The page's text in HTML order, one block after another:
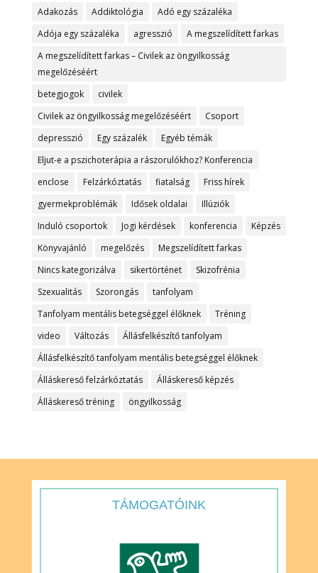
Adakozás Addiktológia
Adó egy százaléka
Adója egy százaléka
agresszió
A megszelídített farkas
A megszelídített farkas – Civilek az öngyilkosság
megelőzéséért
betegjogok
civilek
Civilek az öngyilkosság megelőzéséért
Csoport
depresszió
Egy százalék
Egyéb témák
Eljut-e a pszichoterápia a rászorulókhoz? Konferencia
enclose
Felzárkóztatás fiatalság
Friss hírek
gyermekproblémák
Idősek oldalai
Illúziók
Induló csoportok
Jogi kérdések konferencia
Képzés
Könyvajánló
megelőzés
Megszelídített farkas
Nincs kategorizálva
sikertörténet
Skizofrénia
Szexualitás
Szorongás
tanfolyam
Tanfolyam mentális betegséggel élőknek
Tréning
video
Változás
Állásfelkészítő tanfolyam
Állásfelkészítő tanfolyam mentális betegséggel élőknek
Álláskereső felzárkóztatás
Álláskereső képzés
Álláskereső tréning
öngyilkosság
TÁMOGATÓINK